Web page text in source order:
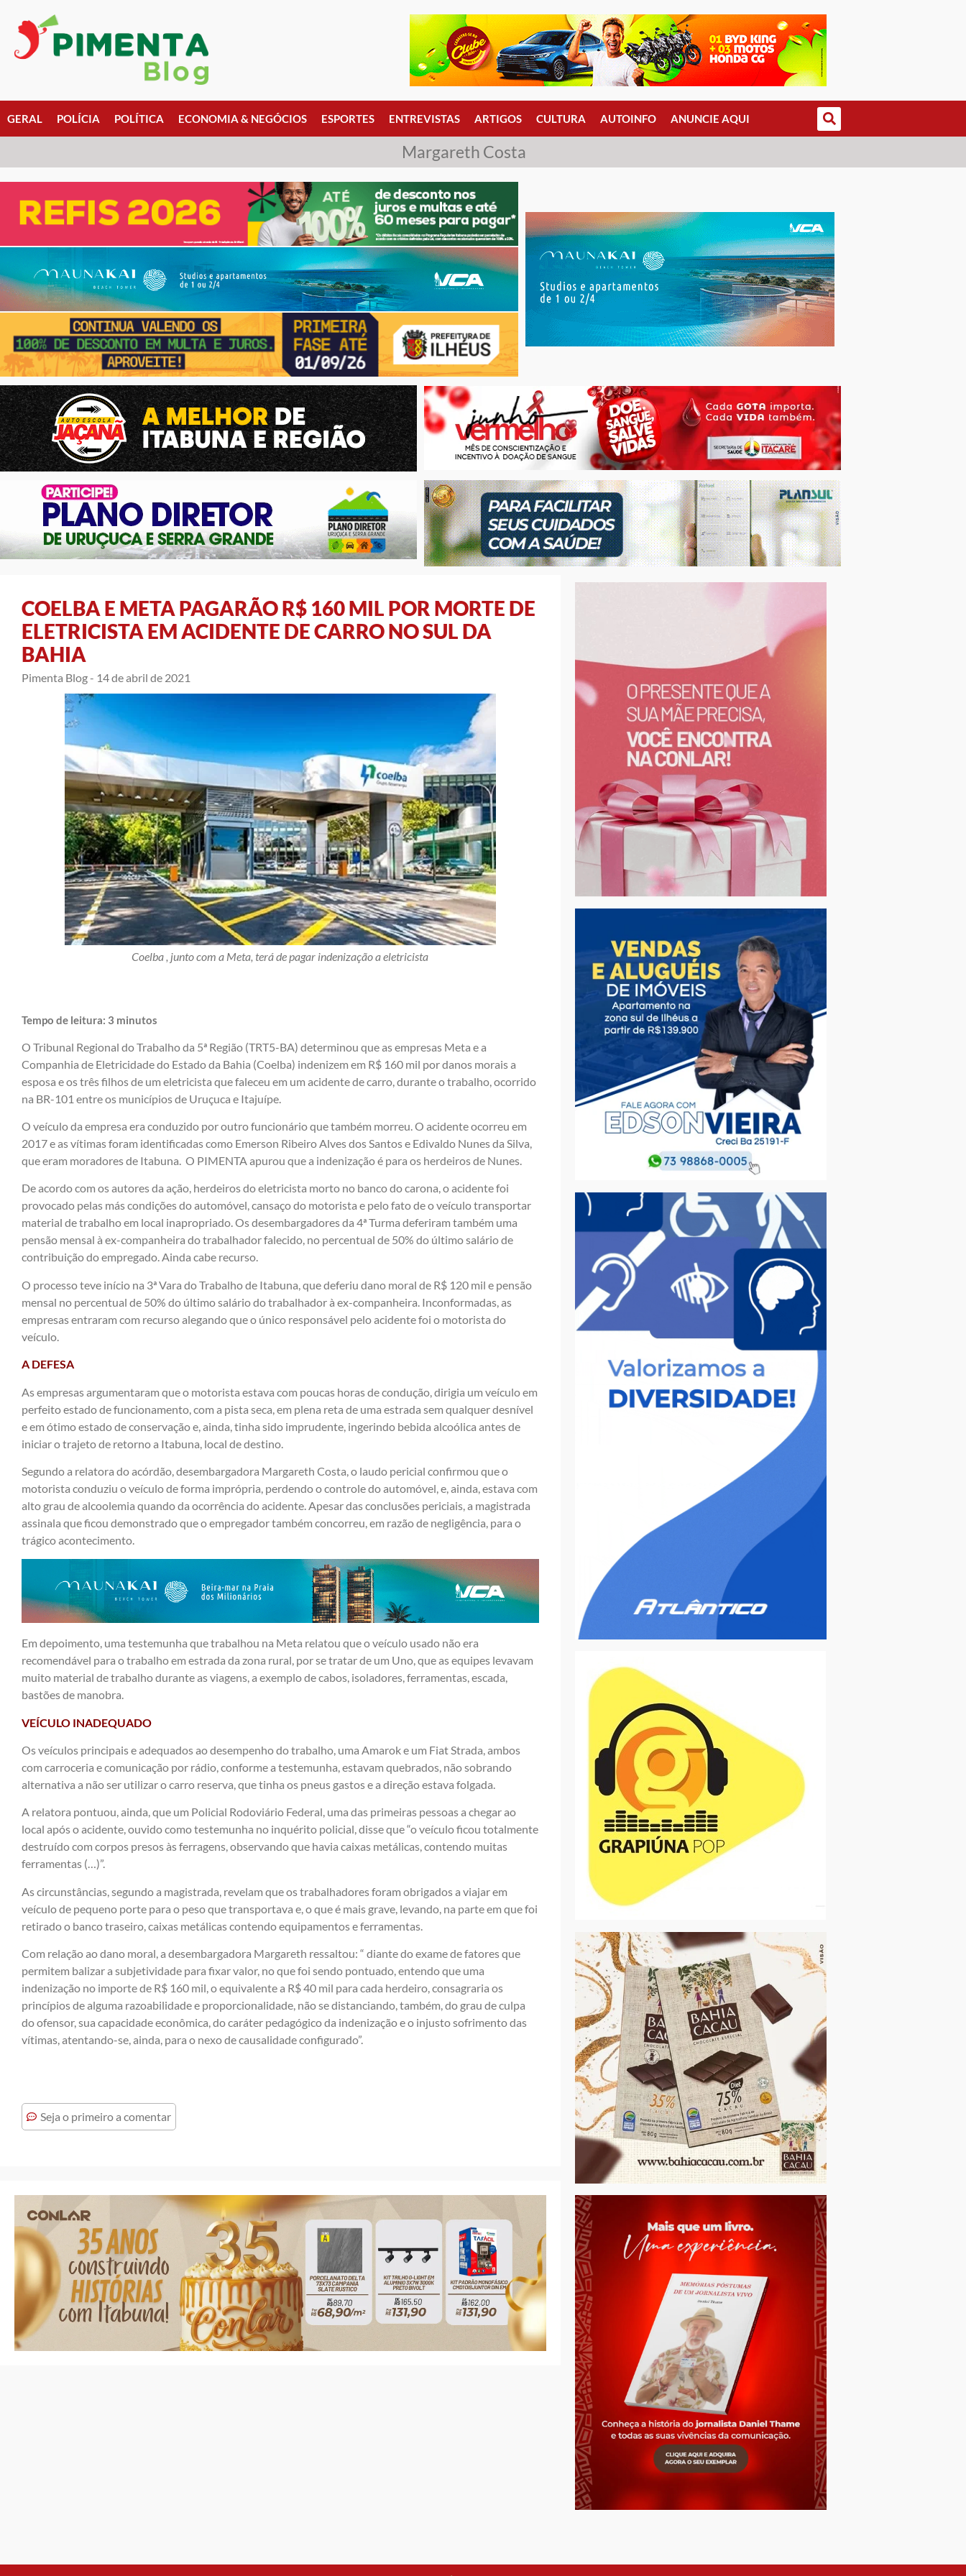
GERAL POLÍCIA POLÍTICA ECONOMIA & NEGÓCIOS ESPORTES ENTREVISTAS ARTIGOS CULTURA AUTOINFO ANUNCIE AQUI
Margareth Costa
COELBA E META PAGARÃO R$ 160 MIL POR MORTE DE
ELETRICISTA EM ACIDENTE DE CARRO NO SUL DA
BAHIA
Pimenta Blog - 14 de abril de 2021
Coelba , junto com a Meta, terá de pagar indenização a eletricista
Tempo de leitura: 3 minutos
O Tribunal Regional do Trabalho da 5ª Região (TRT5-BA) determinou que as empresas Meta e a
Companhia de Eletricidade do Estado da Bahia (Coelba) indenizem em R$ 160 mil por danos morais a
esposa e os três filhos de um eletricista que faleceu em um acidente de carro, durante o trabalho, ocorrido
na BR-101 entre os municípios de Uruçuca e Itajuípe.
O veículo da empresa era conduzido por outro funcionário que também morreu. O acidente ocorreu em
2017 e as vítimas foram identificadas como Emerson Ribeiro Alves dos Santos e Edivaldo Nunes da Silva,
que eram moradores de Itabuna. O PIMENTA apurou que a indenização é para os herdeiros de Nunes.
De acordo com os autores da ação, herdeiros do eletricista morto no banco do carona, o acidente foi
provocado pelas más condições do automóvel, cansaço do motorista e pelo fato de o veículo transportar
material de trabalho em local inapropriado. Os desembargadores da 4ª Turma deferiram também uma
pensão mensal à ex-companheira do trabalhador falecido, no percentual de 50% do último salário de
contribuição do empregado. Ainda cabe recurso.
O processo teve início na 3ª Vara do Trabalho de Itabuna, que deferiu dano moral de R$ 120 mil e pensão
mensal no percentual de 50% do último salário do trabalhador à ex-companheira. Inconformadas, as
empresas entraram com recurso alegando que o único responsável pelo acidente foi o motorista do
veículo.
A DEFESA
As empresas argumentaram que o motorista estava com poucas horas de condução, dirigia um veículo em
perfeito estado de funcionamento, com a pista seca, em plena reta de uma estrada sem qualquer desnível
e em ótimo estado de conservação e, ainda, tinha sido imprudente, ingerindo bebida alcoólica antes de
iniciar o trajeto de retorno a Itabuna, local de destino.
Segundo a relatora do acórdão, desembargadora Margareth Costa, o laudo pericial confirmou que o
motorista conduziu o veículo de forma imprópria, perdendo o controle do automóvel, e, ainda, estava com
alto grau de alcoolemia quando da ocorrência do acidente. Apesar das conclusões periciais, a magistrada
assinala que ficou demonstrado que o empregador também concorreu, em razão de negligência, para o
trágico acontecimento.
Em depoimento, uma testemunha que trabalhou na Meta relatou que o veículo usado não era
recomendável para o trabalho em estrada da zona rural, por se tratar de um Uno, que as equipes levavam
muito material de trabalho durante as viagens, a exemplo de cabos, isoladores, ferramentas, escada,
bastões de manobra.
VEÍCULO INADEQUADO
Os veículos principais e adequados ao desempenho do trabalho, uma Amarok e um Fiat Strada, ambos
com carroceria e comunicação por rádio, conforme a testemunha, estavam quebrados, não sobrando
alternativa a não ser utilizar o carro reserva, que tinha os pneus gastos e a direção estava folgada.
A relatora pontuou, ainda, que um Policial Rodoviário Federal, uma das primeiras pessoas a chegar ao
local após o acidente, ouvido como testemunha no inquérito policial, disse que “o veículo ficou totalmente
destruído com corpos presos às ferragens, observando que havia caixas metálicas, contendo muitas
ferramentas (…)”.
As circunstâncias, segundo a magistrada, revelam que os trabalhadores foram obrigados a viajar em
veículo de pequeno porte para o peso que transportava e, o que é mais grave, levando, na parte em que foi
retirado o banco traseiro, caixas metálicas contendo equipamentos e ferramentas.
Com relação ao dano moral, a desembargadora Margareth ressaltou: “ diante do exame de fatores que
permitem balizar a subjetividade para fixar valor, no que foi sendo pontuado, entendo que uma
indenização no importe de R$ 160 mil, o equivalente a R$ 40 mil para cada herdeiro, consagraria os
princípios de alguma razoabilidade e proporcionalidade, não se distanciando, também, do grau de culpa
do ofensor, sua capacidade econômica, do caráter pedagógico da indenização e o injusto sofrimento das
vítimas, atentando-se, ainda, para o nexo de causalidade configurado”.
Seja o primeiro a comentar